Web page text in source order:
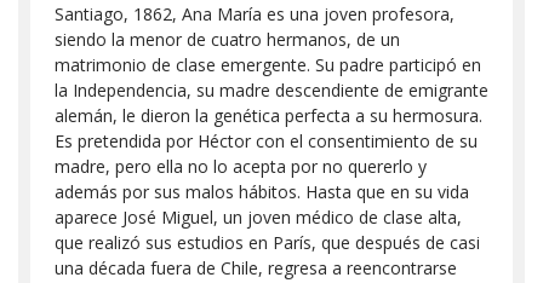
Santiago, 1862, Ana María es una joven profesora,
siendo la menor de cuatro hermanos, de un
matrimonio de clase emergente. Su padre participó en
la Independencia, su madre descendiente de emigrante
alemán, le dieron la genética perfecta a su hermosura.
Es pretendida por Héctor con el consentimiento de su
madre, pero ella no lo acepta por no quererlo y
además por sus malos hábitos. Hasta que en su vida
aparece José Miguel, un joven médico de clase alta,
que realizó sus estudios en París, que después de casi
una década fuera de Chile, regresa a reencontrarse